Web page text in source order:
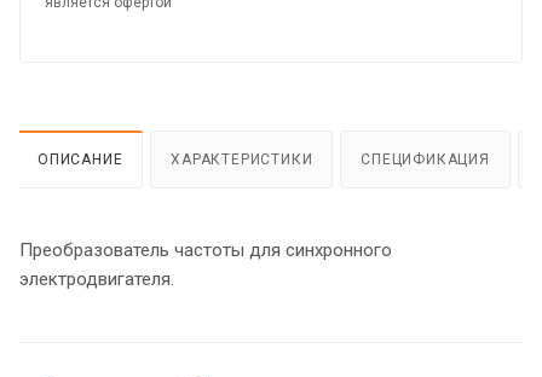
ОПИСАНИЕ ХАРАКТЕРИСТИКИ СПЕЦИФИКАЦИЯ
Преобразователь частоты для синхронного
электродвигателя.